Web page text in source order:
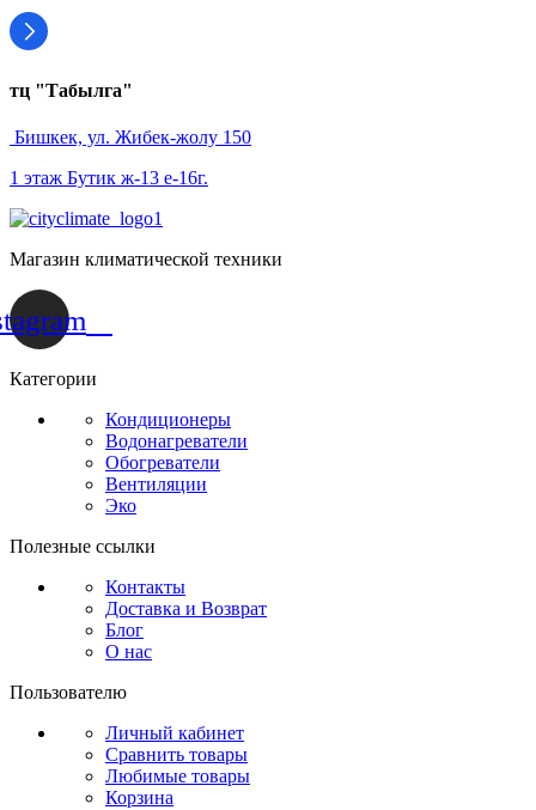
тц "Табылга"
Бишкек, ул. Жибек-жолу 150
1 этаж Бутик ж-13 е-16г.
Магазин климатической техники
Категории
Кондиционеры
Водонагреватели
Обогреватели
Вентиляции
Эко
Полезные ссылки
Контакты
Доставка и Возврат
Блог
О нас
Пользователю
Личный кабинет
Сравнить товары
Любимые товары
Корзина